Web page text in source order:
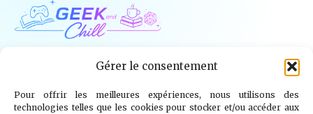
Gérer le consentement
Pour offrir les meilleures expériences, nous utilisons des
technologies telles que les cookies pour stocker et/ou accéder aux
Jeux Vidéo Tech Tabletop Livres